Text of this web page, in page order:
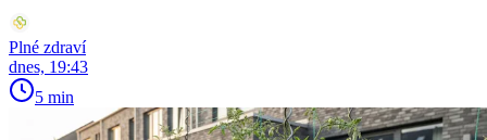
Plné zdraví
dnes, 19:43
5 min